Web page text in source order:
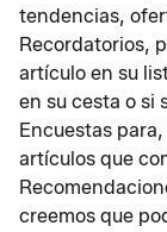
tendencias,
Recordatorios,
artículo en su
en su cesta o si
Encuestas
artículos que
creemos que